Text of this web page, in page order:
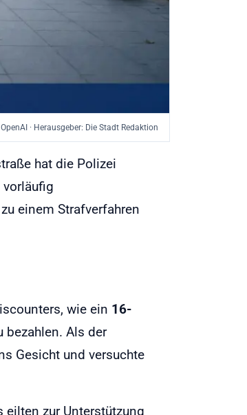
· Herausgeber: Die Stadt Redaktion
hat die Polizei
einem Strafverfahren
wie ein 16-
bezahlen. Als der
Gesicht und versuchte
zur Unterstützung